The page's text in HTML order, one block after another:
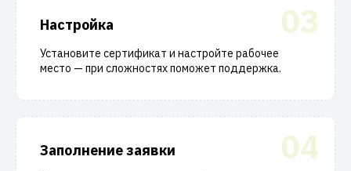
03
Настройка
Установите сертификат и настройте рабочее
место — при сложностях поможет поддержка.
04
Заполнение заявки